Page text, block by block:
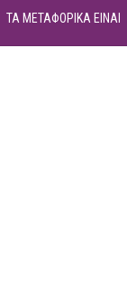
ΤΑ ΜΕΤΑΦΟΡΙΚΑ ΕΙΝΑΙ